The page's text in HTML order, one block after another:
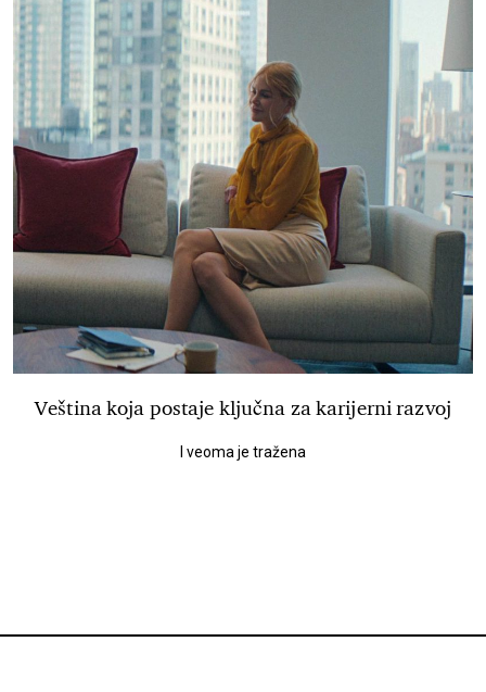
Veština koja postaje ključna za karijerni razvoj
I veoma je tražena